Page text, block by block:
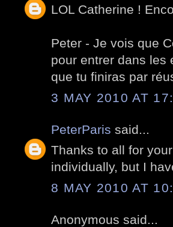
LOL Catherine !
Peter - Je vois que
pour entrer dans les
que tu finiras par
3 MAY 2010 AT
PeterParis said...
Thanks to all for
individually, but I
8 MAY 2010 AT
Anonymous said...